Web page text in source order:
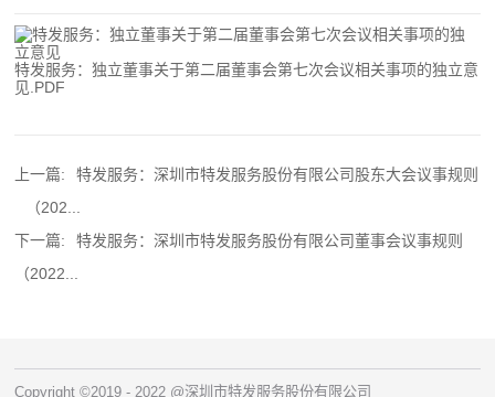
特发服务：独立董事关于第二届董事会第七次会议相关事项的独立意
见.PDF
上一篇:
特发服务：深圳市特发服务股份有限公司股东大会议事规则
（202...
下一篇:
特发服务：深圳市特发服务股份有限公司董事会议事规则
（2022...
Copyright ©2019 - 2022 @深圳市特发服务股份有限公司